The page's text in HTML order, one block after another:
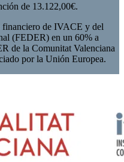
de 13.122,00€.
financiero de IVACE y del
(FEDER) en un 60% a
de la Comunitat Valenciana
por la Unión Europea.